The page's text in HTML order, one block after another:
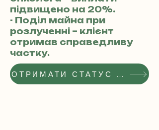
підвищено на 20%.
- Поділ майна при
розлученні – клієнт
отримав справедливу
частку.
ОТРИМАТИ СТАТУС РЕКОМЕНДОВАНОГО АДВОКАТА